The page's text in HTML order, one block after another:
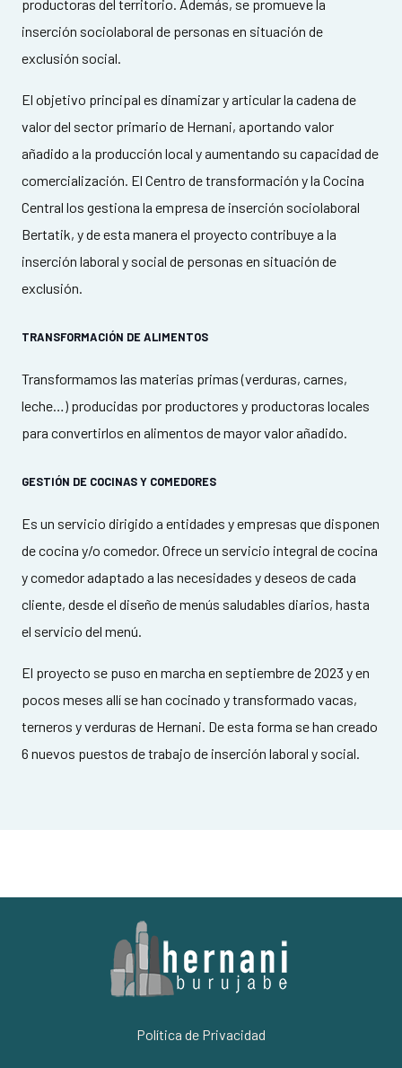
productoras del territorio. Además, se promueve la
inserción sociolaboral de personas en situación de
exclusión social.
El objetivo principal es dinamizar y articular la cadena de
valor del sector primario de Hernani, aportando valor
añadido a la producción local y aumentando su capacidad de
comercialización. El Centro de transformación y la Cocina
Central los gestiona la empresa de inserción sociolaboral
Bertatik, y de esta manera el proyecto contribuye a la
inserción laboral y social de personas en situación de
exclusión.
TRANSFORMACIÓN DE ALIMENTOS
Transformamos las materias primas (verduras, carnes,
leche…) producidas por productores y productoras locales
para convertirlos en alimentos de mayor valor añadido.
GESTIÓN DE COCINAS Y COMEDORES
Es un servicio dirigido a entidades y empresas que disponen
de cocina y/o comedor. Ofrece un servicio integral de cocina
y comedor adaptado a las necesidades y deseos de cada
cliente, desde el diseño de menús saludables diarios, hasta
el servicio del menú.
El proyecto se puso en marcha en septiembre de 2023 y en
pocos meses allí se han cocinado y transformado vacas,
terneros y verduras de Hernani. De esta forma se han creado
6 nuevos puestos de trabajo de inserción laboral y social.
Política de Privacidad